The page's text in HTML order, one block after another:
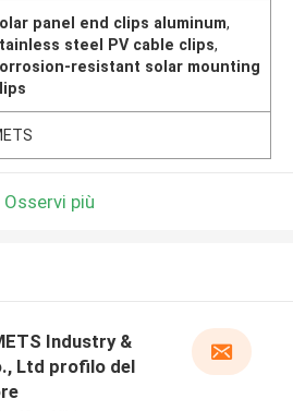
panel end clips aluminum,
steel PV cable clips,
resistant solar mounting
Osservi più
Industry &
Ltd profilo del